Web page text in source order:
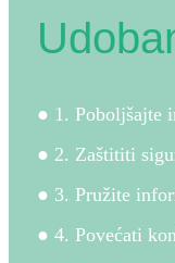
● 1. Poboljšajte
● 2. Zaštititi
● 3. Pružite
● 4. Povećati